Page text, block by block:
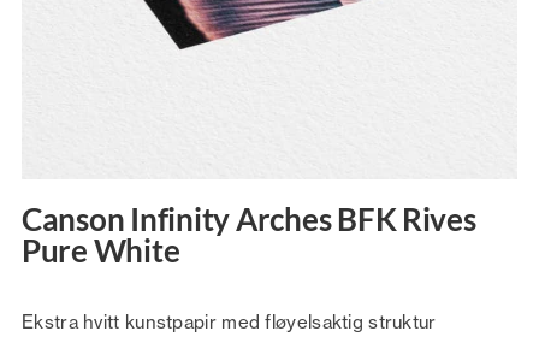
Canson Infinity Arches BFK Rives
Pure White
Ekstra hvitt kunstpapir med fløyelsaktig struktur